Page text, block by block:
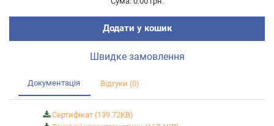
Додати у кошик
Швидке замовлення
Документація Відгуки (0)
Сертифікат (139.72KB)